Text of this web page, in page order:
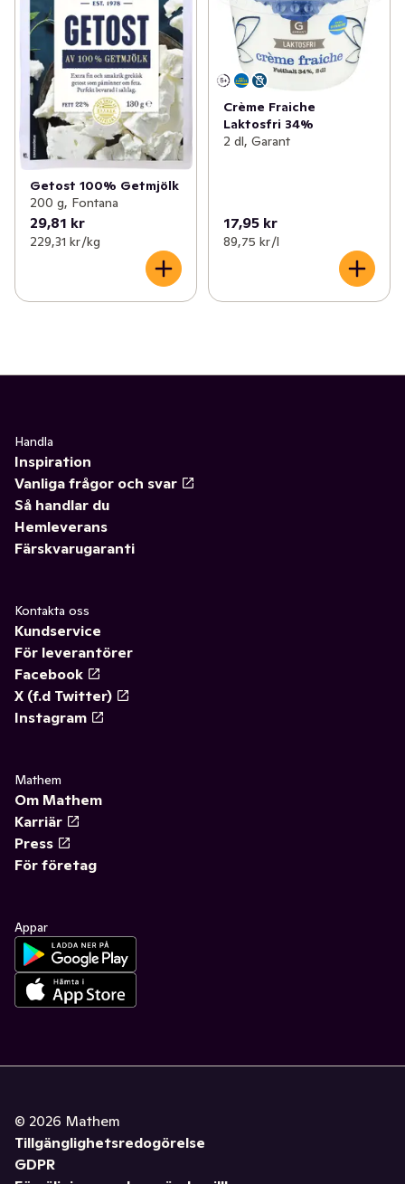
Getost 100% Getmjölk
200 g, Fontana
29,81 kr
229,31 kr /kg
Crème Fraiche
Laktosfri 34%
2 dl, Garant
17,95 kr
89,75 kr /l
Handla
Inspiration
Vanliga frågor och svar
Så handlar du
Hemleverans
Färskvarugaranti
Kontakta oss
Kundservice
För leverantörer
Facebook
X (f.d Twitter)
Instagram
Mathem
Om Mathem
Karriär
Press
För företag
Appar
© 2026 Mathem
Tillgänglighetsredogörelse
GDPR